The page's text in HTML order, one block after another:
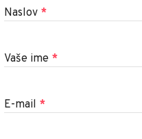
Naslov *
Vaše ime *
E-mail *